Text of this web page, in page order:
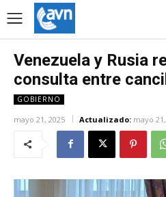
Venezuela y Rusia
consulta entre
GOBIERNO
mayo 21, 2025 Actualizado: mayo